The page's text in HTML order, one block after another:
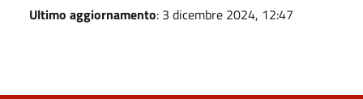
Ultimo aggiornamento: 3 dicembre 2024, 12:47